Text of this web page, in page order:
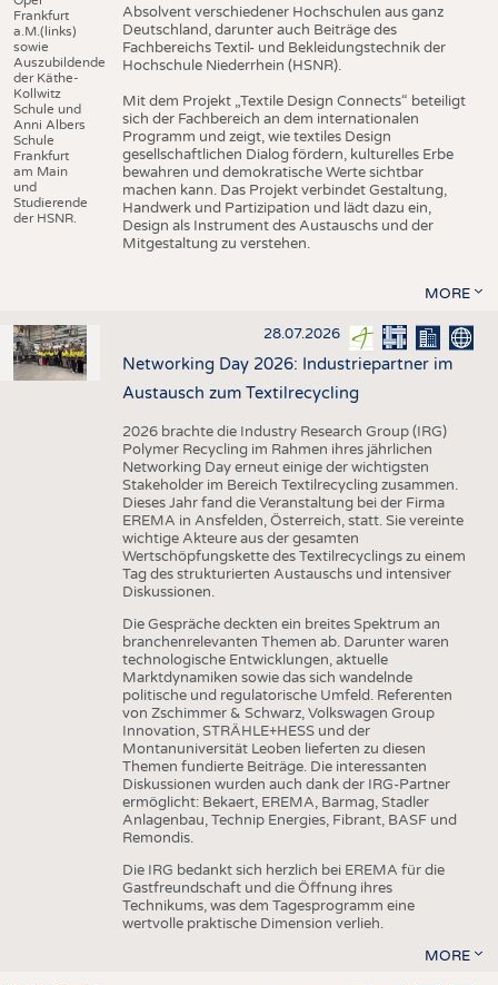
Frankfurt
a.M.(links)
sowie
Auszubildende
der Käthe-
Kollwitz
Schule und
Anni Albers
Schule
Frankfurt
am Main
und
Studierende
der HSNR.
Absolvent verschiedener Hochschulen aus ganz
Deutschland, darunter auch Beiträge des
Fachbereichs Textil- und Bekleidungstechnik der
Hochschule Niederrhein (HSNR).
Mit dem Projekt „Textile Design Connects“ beteiligt
sich der Fachbereich an dem internationalen
Programm und zeigt, wie textiles Design
gesellschaftlichen Dialog fördern, kulturelles Erbe
bewahren und demokratische Werte sichtbar
machen kann. Das Projekt verbindet Gestaltung,
Handwerk und Partizipation und lädt dazu ein,
Design als Instrument des Austauschs und der
Mitgestaltung zu verstehen.
MORE
28.07.2026
Networking Day 2026: Industriepartner im
Austausch zum Textilrecycling
2026 brachte die Industry Research Group (IRG)
Polymer Recycling im Rahmen ihres jährlichen
Networking Day erneut einige der wichtigsten
Stakeholder im Bereich Textilrecycling zusammen.
Dieses Jahr fand die Veranstaltung bei der Firma
EREMA in Ansfelden, Österreich, statt. Sie vereinte
wichtige Akteure aus der gesamten
Wertschöpfungskette des Textilrecyclings zu einem
Tag des strukturierten Austauschs und intensiver
Diskussionen.
Die Gespräche deckten ein breites Spektrum an
branchenrelevanten Themen ab. Darunter waren
technologische Entwicklungen, aktuelle
Marktdynamiken sowie das sich wandelnde
politische und regulatorische Umfeld. Referenten
von Zschimmer & Schwarz, Volkswagen Group
Innovation, STRÄHLE+HESS und der
Montanuniversität Leoben lieferten zu diesen
Themen fundierte Beiträge. Die interessanten
Diskussionen wurden auch dank der IRG-Partner
ermöglicht: Bekaert, EREMA, Barmag, Stadler
Anlagenbau, Technip Energies, Fibrant, BASF und
Remondis.
Die IRG bedankt sich herzlich bei EREMA für die
Gastfreundschaft und die Öffnung ihres
Technikums, was dem Tagesprogramm eine
wertvolle praktische Dimension verlieh.
MORE